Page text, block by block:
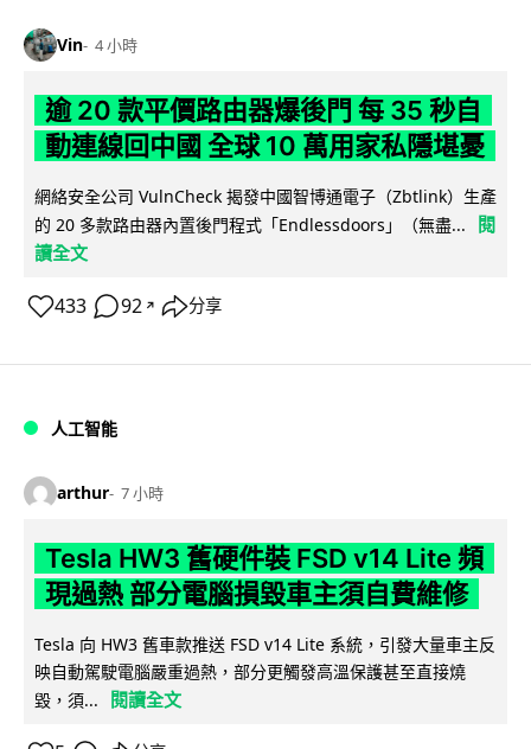
Vin 4 小時
逾 20 款平價路由器爆後門 每 35 秒自
動連線回中國 全球 10 萬用家私隱堪憂
網絡安全公司 VulnCheck 揭發中國智博通電子（Zbtlink）生產
的 20 多款路由器內置後門程式「Endlessdoors」（無盡...
閱
讀全文
433 92 ↗ 分享
人工智能
arthur 7 小時
Tesla HW3 舊硬件裝 FSD v14 Lite 頻
現過熱 部分電腦損毀車主須自費維修
Tesla 向 HW3 舊車款推送 FSD v14 Lite 系統，引發大量車主反
映自動駕駛電腦嚴重過熱，部分更觸發高溫保護甚至直接燒
毀，須...
閱讀全文